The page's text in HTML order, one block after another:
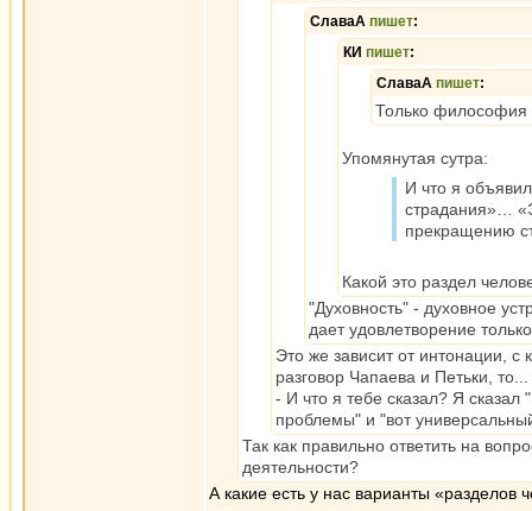
СлаваА пишет:
КИ пишет:
СлаваА пишет:
Только философия
Упомянутая сутра:
И что я
страдания»…
прекращению
Какой это раздел
"Духовность" - духовное
дает удовлетворение
Это же зависит от интонации, с
разговор Чапаева и Петьки, то...
- И что я тебе сказал? Я сказал
проблемы" и "вот
Так как правильно ответить на
деятельности?
А какие есть у нас варианты «разделов